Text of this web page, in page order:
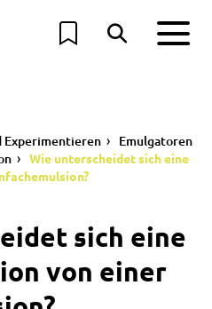
Experimentieren
Emulgatoren
Wie unterscheidet sich eine
sich eine
von einer